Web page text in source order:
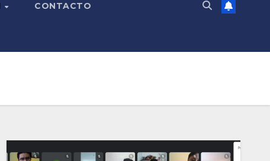
CONTACTO